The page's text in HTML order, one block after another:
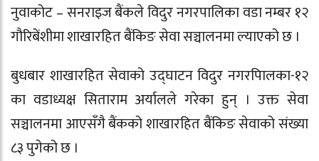
नुवाकोट–सनराइज बैंकले विदुर नगरपालिका वडा नम्बर १२
गौरिबेंशीमा शाखारहित बैंकिङ सेवा सञ्चालनमा ल्याएको छ ।
बुधबार शाखारहित सेवाको उद्घाटन विदुर नगरपािलका-१२
का वडाध्यक्ष सिताराम अर्यालले गरेका हुन् । उक्त सेवा
सञ्चालनमा आएसँगै बैंकको शाखारहित बैंकिङ सेवाको संख्या
८३ पुगेको छ ।